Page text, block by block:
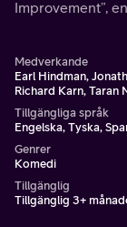
Improvement”,
Medverkande
Earl Hindman,
Richard Karn, Taran
Tillgängliga språk
Engelska, Tyska,
Genrer
Komedi
Tillgänglig
Tillgänglig 3+